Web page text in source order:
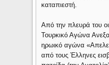
καταπιεστή.
Από την πλευρά του
Τουρκικό Αγώνα
ηρωικό αγώνα
από τους Έλληνες